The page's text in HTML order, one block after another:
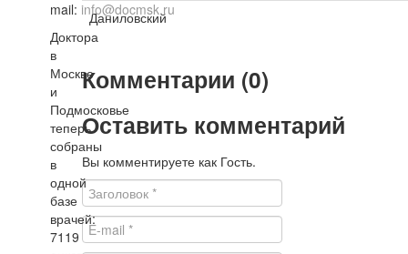
Даниловский
Комментарии (0)
Оставить комментарий
Вы комментируете как Гость.
mail: info@docmsk.ru
Доктора
в
Москве
и
Подмосковье
теперь
собраны
в
одной
базе
врачей:
7119